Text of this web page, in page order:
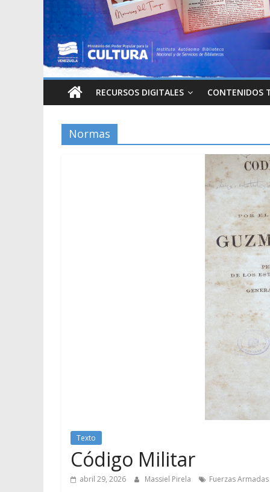
RECURSOS DIGITALES CONTENIDOS
Normas
Texto
Código Militar
abril 29, 2026 Massiel Pirela Fuerzas